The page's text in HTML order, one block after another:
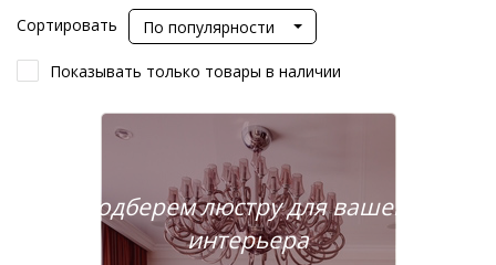
Сортировать По популярности
Показывать только товары в наличии
Подберем люстру для вашего
интерьера